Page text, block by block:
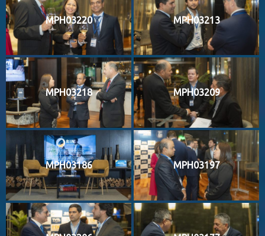
MPH03220 MPH03213
MPH03218 MPH03209
MPH03186 MPH03197